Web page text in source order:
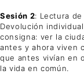
Sesión 2: Lectura
Devolución
consigna: ver la
antes y ahora viven
que antes vivían en
la vida en común.